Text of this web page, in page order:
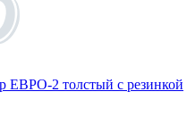
ЕВРО-2 толстый с резинкой